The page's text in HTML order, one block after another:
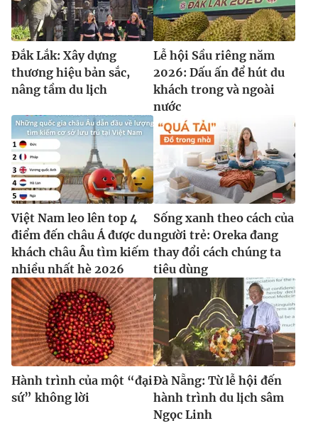
Đắk Lắk: Xây dựng
thương hiệu bản sắc,
nâng tầm du lịch
Lễ hội Sầu riêng năm
2026: Dấu ấn để hút du
khách trong và ngoài
nước
Việt Nam leo lên top 4
điểm đến châu Á được du
khách châu Âu tìm kiếm
nhiều nhất hè 2026
Sống xanh theo cách của
người trẻ: Oreka đang
thay đổi cách chúng ta
tiêu dùng
Hành trình của một “đại
sứ” không lời
Đà Nẵng: Từ lễ hội đến
hành trình du lịch sâm
Ngọc Linh